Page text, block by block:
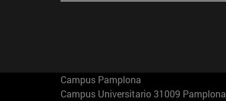
Campus Pamplona
Campus Universitario 31009 Pamplona